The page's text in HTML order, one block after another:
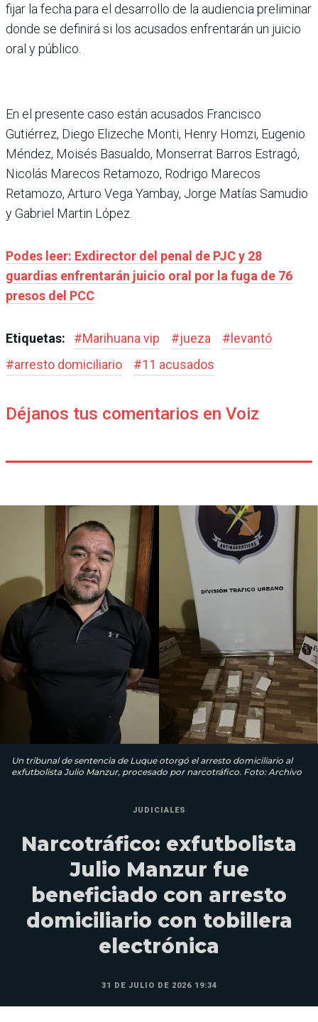
fijar la fecha para el desarrollo de la audiencia preliminar
donde se definirá si los acusados enfrentarán un juicio
oral y público.
En el presente caso están acusados Francisco
Gutiérrez, Diego Elizeche Monti, Henry Homzi, Eugenio
Méndez, Moisés Basualdo, Monserrat Barros Estragó,
Nicolás Marecos Retamozo, Rodrigo Marecos
Retamozo, Arturo Vega Yambay, Jorge Matías Samudio
y Gabriel Martin López.
Podes leer: Exdirector del penal de PJC y 28
guardias enfrentarán juicio oral por la fuga de 76
presos del PCC
Etiquetas: #Marihuana vip #jueza #levantó
#arresto domiciliario #11 acusados
Déjanos tus comentarios en Voiz
Un tribunal de sentencia de Luque otorgó el arresto domiciliario al
exfutbolista Julio Manzur, procesado por narcotráfico. Foto: Archivo
JUDICIALES
Narcotráfico: exfutbolista
Julio Manzur fue
beneficiado con arresto
domiciliario con tobillera
electrónica
31 DE JULIO DE 2026 19:34